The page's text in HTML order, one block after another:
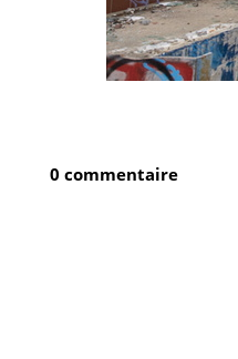
0 commentaire